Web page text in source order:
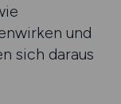
und
sich daraus